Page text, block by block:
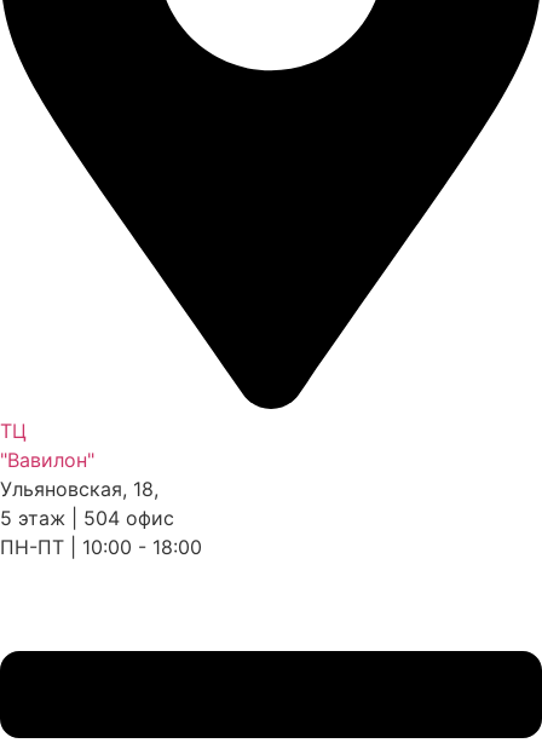
ТЦ
"Вавилон"
Ульяновская, 18,
5 этаж | 504 офис
ПН-ПТ | 10:00 - 18:00